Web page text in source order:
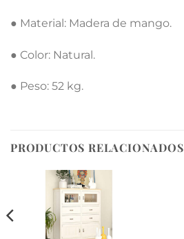
● Material: Madera de mango.
● Color: Natural.
● Peso: 52 kg.
PRODUCTOS RELACIONADOS